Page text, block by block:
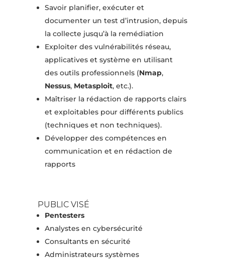
Savoir planifier, exécuter et
documenter un test d’intrusion, depuis
la collecte jusqu’à la remédiation
Exploiter des vulnérabilités réseau,
applicatives et système en utilisant
des outils professionnels (Nmap,
Nessus, Metasploit, etc.).
Maîtriser la rédaction de rapports clairs
et exploitables pour différents publics
(techniques et non techniques).
Développer des compétences en
communication et en rédaction de
rapports
PUBLIC VISÉ
Pentesters
Analystes en cybersécurité
Consultants en sécurité
Administrateurs systèmes